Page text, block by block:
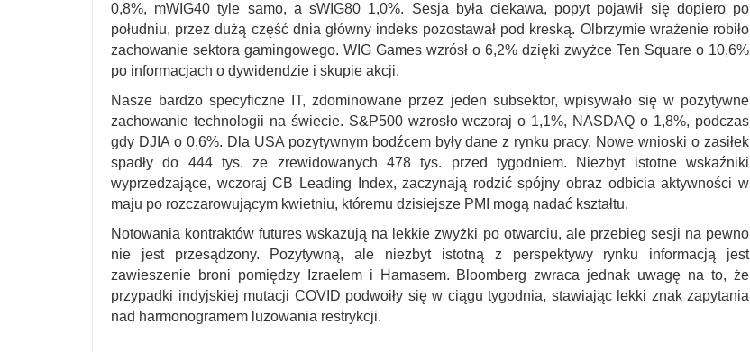
0,8%, mWIG40 tyle samo, a sWIG80 1,0%. Sesja była ciekawa, popyt pojawił się dopiero po
południu, przez dużą część dnia główny indeks pozostawał pod kreską. Olbrzymie wrażenie robiło
zachowanie sektora gamingowego. WIG Games wzrósł o 6,2% dzięki zwyżce Ten Square o 10,6%
po informacjach o dywidendzie i skupie akcji.
Nasze bardzo specyficzne IT, zdominowane przez jeden subsektor, wpisywało się w pozytywne
zachowanie technologii na świecie. S&P500 wzrosło wczoraj o 1,1%, NASDAQ o 1,8%, podczas
gdy DJIA o 0,6%. Dla USA pozytywnym bodźcem były dane z rynku pracy. Nowe wnioski o zasiłek
spadły do 444 tys. ze zrewidowanych 478 tys. przed tygodniem. Niezbyt istotne wskaźniki
wyprzedzające, wczoraj CB Leading Index, zaczynają rodzić spójny obraz odbicia aktywności w
maju po rozczarowującym kwietniu, któremu dzisiejsze PMI mogą nadać kształtu.
Notowania kontraktów futures wskazują na lekkie zwyżki po otwarciu, ale przebieg sesji na pewno
nie jest przesądzony. Pozytywną, ale niezbyt istotną z perspektywy rynku informacją jest
zawieszenie broni pomiędzy Izraelem i Hamasem. Bloomberg zwraca jednak uwagę na to, że
przypadki indyjskiej mutacji COVID podwoiły się w ciągu tygodnia, stawiając lekki znak zapytania
nad harmonogramem luzowania restrykcji.